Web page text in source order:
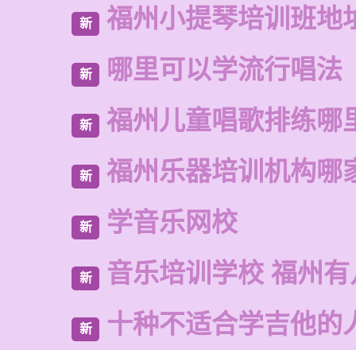
新 福州小提琴培训班地
新 哪里可以学流行唱法
新 福州儿童唱歌排练哪
新 福州乐器培训机构哪
新 学音乐网校
新 音乐培训学校 福州
新 十种不适合学吉他的